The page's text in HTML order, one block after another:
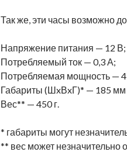
Так же, эти часы возможно
Напряжение питания — 12 В;
Потребляемый ток — 0,3 А;
Потребляемая мощность — 4
Габариты (ШxВxГ)* — 185 мм
Вес** — 450 г.
* габариты могут
** вес может незначительно